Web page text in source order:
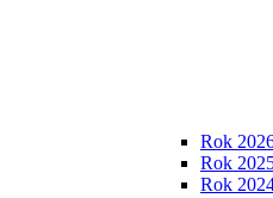
Rok
Rok
Rok